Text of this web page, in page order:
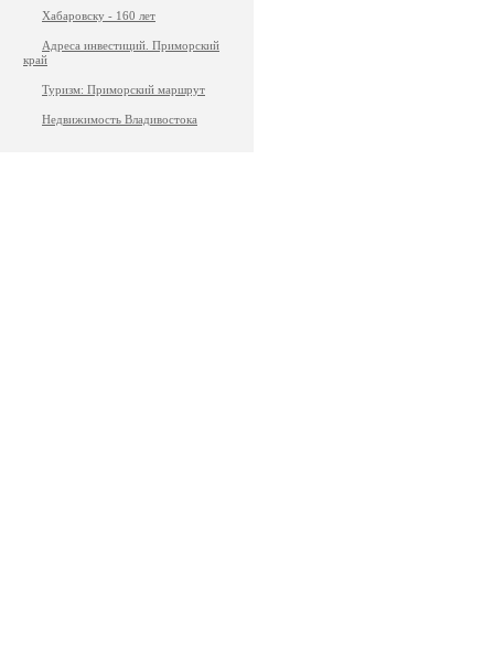
Хабаровску - 160 лет
Адреса инвестиций. Приморский
край
Туризм: Приморский маршрут
Недвижимость Владивостока